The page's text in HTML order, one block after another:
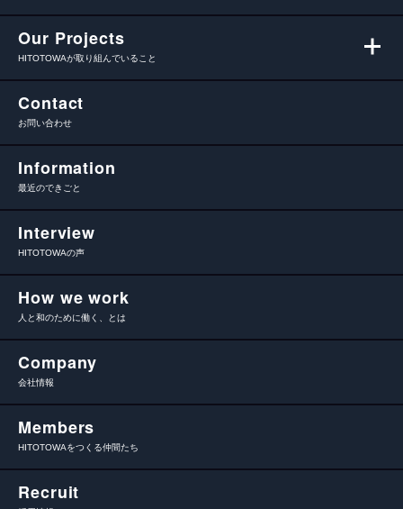
Our Projects
HITOTOWAが取り組んでいること
Contact
お問い合わせ
Information
最近のできごと
Interview
HITOTOWAの声
How we work
人と和のために働く、とは
Company
会社情報
Members
HITOTOWAをつくる仲間たち
Recruit